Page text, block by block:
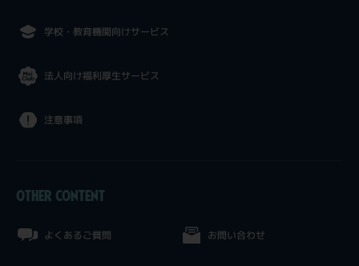
学校・教育機関向けサービス
法人向け福利厚生サービス
注意事項
OTHER CONTENT
よくあるご質問 お問い合わせ